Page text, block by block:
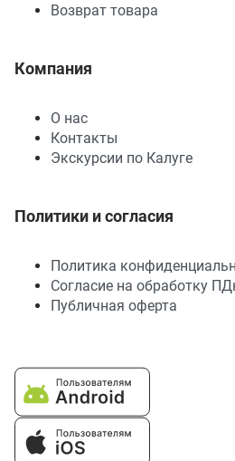
Возврат товара
Компания
О нас
Контакты
Экскурсии по Калуге
Политики и согласия
Политика
Согласие на обработку
Публичная оферта